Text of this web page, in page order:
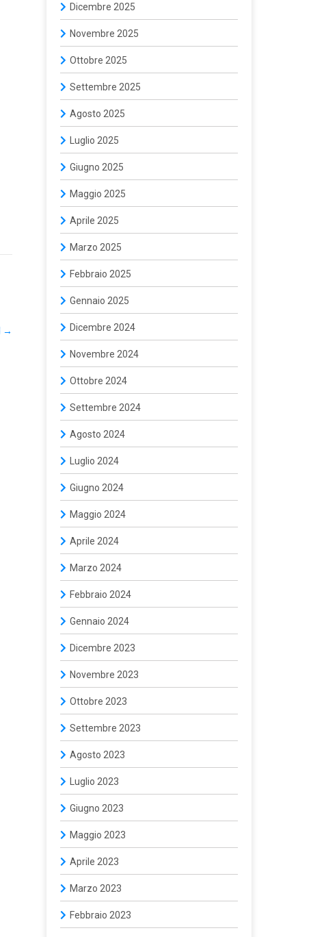
→
Dicembre 2025
Novembre 2025
Ottobre 2025
Settembre 2025
Agosto 2025
Luglio 2025
Giugno 2025
Maggio 2025
Aprile 2025
Marzo 2025
Febbraio 2025
Gennaio 2025
Dicembre 2024
Novembre 2024
Ottobre 2024
Settembre 2024
Agosto 2024
Luglio 2024
Giugno 2024
Maggio 2024
Aprile 2024
Marzo 2024
Febbraio 2024
Gennaio 2024
Dicembre 2023
Novembre 2023
Ottobre 2023
Settembre 2023
Agosto 2023
Luglio 2023
Giugno 2023
Maggio 2023
Aprile 2023
Marzo 2023
Febbraio 2023